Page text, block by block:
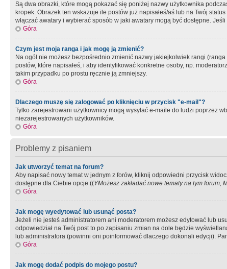
Są dwa obrazki, które mogą pokazać się poniżej nazwy użytkownika
kropek. Obrazek ten wskazuje ile postów już napisałeś/aś lub na Twój
włączać awatary i wybierać sposób w jaki awatary mogą być dostępne.
Góra
Czym jest moja ranga i jak mogę ją zmienić?
Na ogół nie możesz bezpośrednio zmienić nazwy jakiejkolwiek rangi
postów, które napisałeś, i aby identyfikować konkretne osoby, np.
takim przypadku po prostu ręcznie ją zmniejszy.
Góra
Dlaczego muszę się zalogować po kliknięciu w przycisk "e-mail"?
Tylko zarejestrowani użytkownicy mogą wysyłać e-maile do ludzi poprzez
niezarejestrowanych użytkowników.
Góra
Problemy z pisaniem
Jak utworzyć temat na forum?
Aby napisać nowy temat w jednym z forów, kliknij odpowiedni przycisk
dostępne dla Ciebie opcje ((YMożesz zakładać nowe tematy na tym forum,
Góra
Jak mogę wyedytować lub usunąć posta?
Jeżeli nie jesteś administratorem ani moderatorem możesz edytować lub
odpowiedział na Twój post to po zapisaniu zmian na dole będzie
lub administratora (powinni oni poinformować dlaczego dokonali edycji).
Góra
Jak mogę dodać podpis do mojego postu?